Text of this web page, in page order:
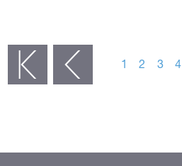
‹ předchozí 1 2 3 4